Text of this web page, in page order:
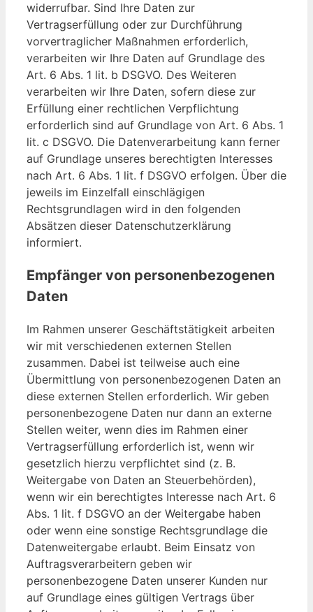
widerrufbar. Sind Ihre Daten zur
Vertragserfüllung oder zur Durchführung
vorvertraglicher Maßnahmen erforderlich,
verarbeiten wir Ihre Daten auf Grundlage des
Art. 6 Abs. 1 lit. b DSGVO. Des Weiteren
verarbeiten wir Ihre Daten, sofern diese zur
Erfüllung einer rechtlichen Verpflichtung
erforderlich sind auf Grundlage von Art. 6 Abs. 1
lit. c DSGVO. Die Datenverarbeitung kann ferner
auf Grundlage unseres berechtigten Interesses
nach Art. 6 Abs. 1 lit. f DSGVO erfolgen. Über die
jeweils im Einzelfall einschlägigen
Rechtsgrundlagen wird in den folgenden
Absätzen dieser Datenschutzerklärung
informiert.
Empfänger von personenbezogenen
Daten
Im Rahmen unserer Geschäftstätigkeit arbeiten
wir mit verschiedenen externen Stellen
zusammen. Dabei ist teilweise auch eine
Übermittlung von personenbezogenen Daten an
diese externen Stellen erforderlich. Wir geben
personenbezogene Daten nur dann an externe
Stellen weiter, wenn dies im Rahmen einer
Vertragserfüllung erforderlich ist, wenn wir
gesetzlich hierzu verpflichtet sind (z. B.
Weitergabe von Daten an Steuerbehörden),
wenn wir ein berechtigtes Interesse nach Art. 6
Abs. 1 lit. f DSGVO an der Weitergabe haben
oder wenn eine sonstige Rechtsgrundlage die
Datenweitergabe erlaubt. Beim Einsatz von
Auftragsverarbeitern geben wir
personenbezogene Daten unserer Kunden nur
auf Grundlage eines gültigen Vertrags über